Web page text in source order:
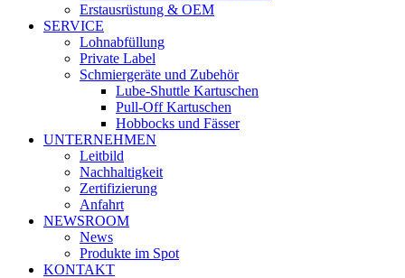
Erstausrüstung & OEM
SERVICE
Lohnabfüllung
Private Label
Schmiergeräte und Zubehör
Lube-Shuttle Kartuschen
Pull-Off Kartuschen
Hobbocks und Fässer
UNTERNEHMEN
Leitbild
Nachhaltigkeit
Zertifizierung
Anfahrt
NEWSROOM
News
Produkte im Spot
KONTAKT